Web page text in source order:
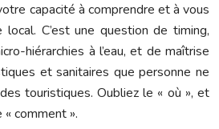
capacité à comprendre et à vous
local. C’est une question de timing,
hiérarchies à l’eau, et de maîtrise
et sanitaires que personne ne
touristiques. Oubliez le « où », et
comment ».